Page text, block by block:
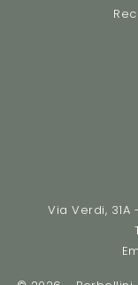
Via Verdi, 31A